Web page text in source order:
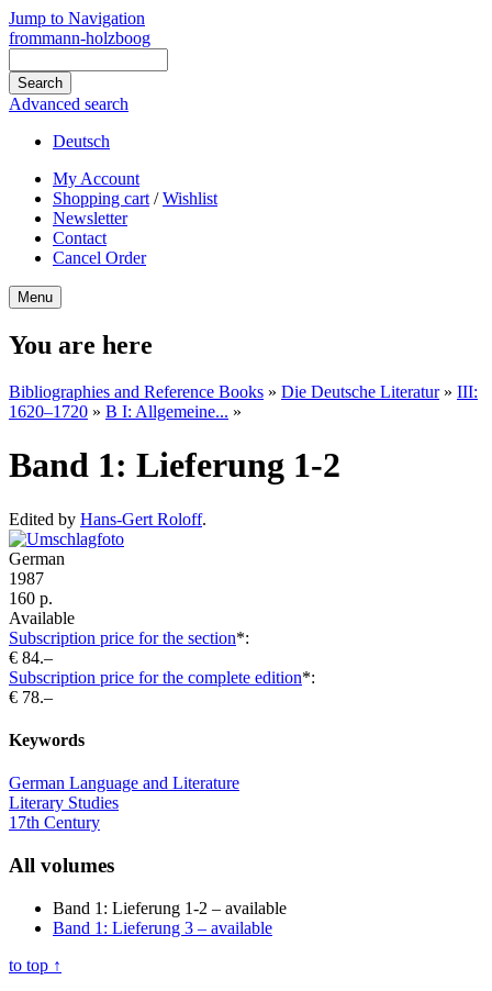
Jump to Navigation
frommann-holzboog
Advanced search
Deutsch
My Account
Shopping cart /Wishlist
Newsletter
Contact
Cancel Order
Menu
You are here
Bibliographies and Reference Books » Die Deutsche Literatur» III:
1620–1720 » B I: Allgemeine... »
Band 1: Lieferung 1-2
Edited by Hans-Gert Roloff.
German
1987
160 p.
Available
Subscription price for the section*:
€ 84.–
Subscription price for the complete edition*:
€ 78.–
Keywords
German Language and Literature
Literary Studies
17th Century
All volumes
Band 1: Lieferung 1-2 – available
Band 1: Lieferung 3 – available
to top ↑